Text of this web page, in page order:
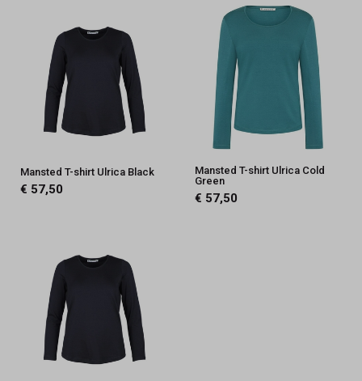
Mansted T-shirt Ulrica Black
€ 57,50
Mansted T-shirt Ulrica Cold
Green
€ 57,50